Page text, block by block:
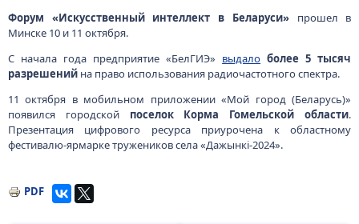
Форум «Искусственный интеллект в Беларуси»прошел в
Минске 10 и 11 октября.
С начала года предприятие «БелГИЭ» выдало более 5 тысяч
разрешенийна право использования радиочастотного спектра.
11 октября в мобильном приложении «Мой город (Беларусь)»
появился городской поселок Корма Гомельской области.
Презентация цифрового ресурса приурочена к областному
фестивалю-ярмарке тружеников села «Дажынкі-2024».
PDF